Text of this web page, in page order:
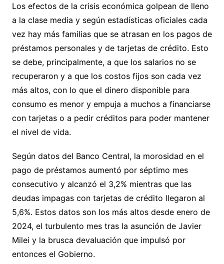
Los efectos de la crisis económica golpean de lleno
a la clase media y según estadísticas oficiales cada
vez hay más familias que se atrasan en los pagos de
préstamos personales y de tarjetas de crédito. Esto
se debe, principalmente, a que los salarios no se
recuperaron y a que los costos fijos son cada vez
más altos, con lo que el dinero disponible para
consumo es menor y empuja a muchos a financiarse
con tarjetas o a pedir créditos para poder mantener
el nivel de vida.
Según datos del Banco Central, la morosidad en el
pago de préstamos aumentó por séptimo mes
consecutivo y alcanzó el 3,2% mientras que las
deudas impagas con tarjetas de crédito llegaron al
5,6%. Estos datos son los más altos desde enero de
2024, el turbulento mes tras la asunción de Javier
Milei y la brusca devaluación que impulsó por
entonces el Gobierno.